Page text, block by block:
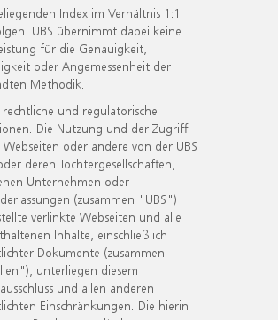
Index im Verhältnis 1:1
UBS übernimmt dabei keine
für die Genauigkeit,
oder Angemessenheit der
Methodik.
und regulatorische
Die Nutzung und der Zugriff
Webseiten oder andere von der UBS
deren Tochtergesellschaften,
Unternehmen oder
(zusammen "UBS")
verlinkte Webseiten und alle
Inhalte, einschließlich
Dokumente (zusammen
unterliegen diesem
und allen anderen
Einschränkungen. Die hierin